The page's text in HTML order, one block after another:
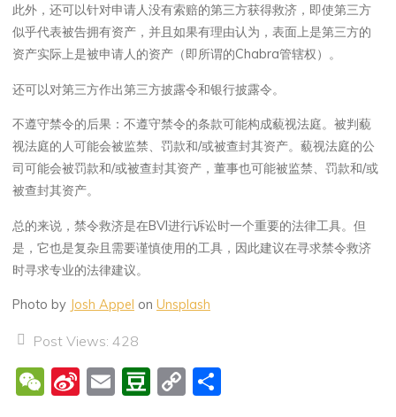
此外，还可以针对申请人没有索赔的第三方获得救济，即使第三方
似乎代表被告拥有资产，并且如果有理由认为，表面上是第三方的
资产实际上是被申请人的资产（即所谓的Chabra管辖权）。
还可以对第三方作出第三方披露令和银行披露令。
不遵守禁令的后果：不遵守禁令的条款可能构成藐视法庭。被判藐
视法庭的人可能会被监禁、罚款和/或被查封其资产。藐视法庭的公
司可能会被罚款和/或被查封其资产，董事也可能被监禁、罚款和/或
被查封其资产。
总的来说，禁令救济是在BVI进行诉讼时一个重要的法律工具。但
是，它也是复杂且需要谨慎使用的工具，因此建议在寻求禁令救济
时寻求专业的法律建议。
Photo by Josh Appel onUnsplash
Post Views: 428
W Si E
D C